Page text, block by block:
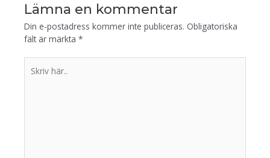
Lämna en kommentar
Din e-postadress kommer inte publiceras. Obligatoriska
fält är märkta *